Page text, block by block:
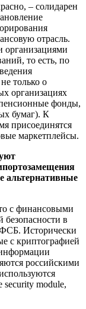
– солидарен
отрасль.
то есть, по
только о
организациях
фонды,
бумаг). К
присоединятся
маркетплейсы.
альтернативные
с финансовыми
в
ФСБ. Исторически
с криптографией
российскими
security module,